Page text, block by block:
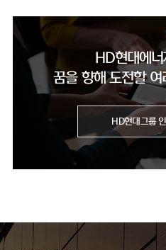
HD현대에
꿈을 향해 도전할 여
HD현대그룹